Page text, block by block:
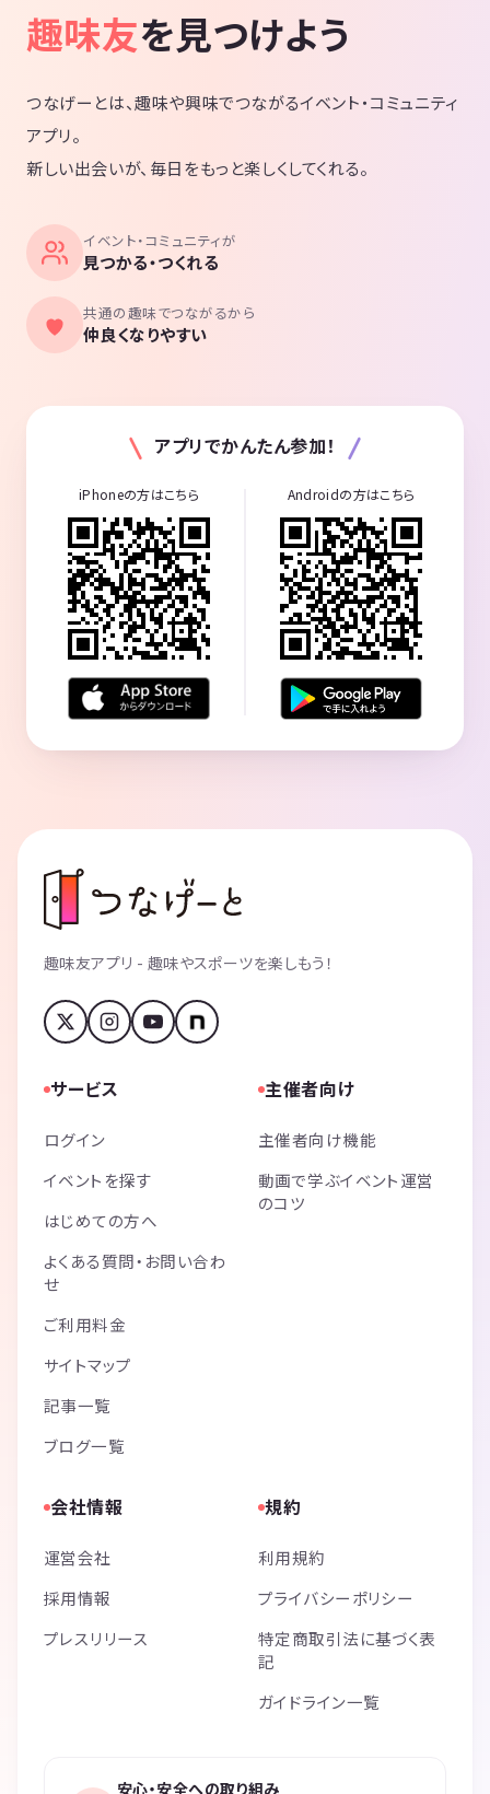
趣味友を見つけよう
つなげーとは、趣味や興味でつながるイベント・コミュニティ
アプリ。
新しい出会いが、毎日をもっと楽しくしてくれる。
イベント・コミュニティが
見つかる・つくれる
共通の趣味でつながるから
仲良くなりやすい
アプリでかんたん参加！
iPhoneの方はこちら Androidの方はこちら
趣味友アプリ - 趣味やスポーツを楽しもう！
サービス
ログイン
イベントを探す
はじめての方へ
よくある質問・お問い合わ
せ
ご利用料金
サイトマップ
記事一覧
ブログ一覧
主催者向け
主催者向け機能
動画で学ぶイベント運営
のコツ
会社情報
運営会社
採用情報
プレスリリース
規約
利用規約
プライバシーポリシー
特定商取引法に基づく表
記
ガイドライン一覧
安心・安全への取り組み